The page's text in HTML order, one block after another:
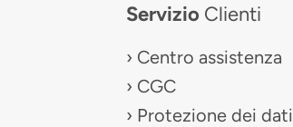
Servizio Clienti
Centro assistenza
CGC
Protezione dei dati